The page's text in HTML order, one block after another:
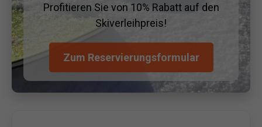
Profitieren Sie von 10% Rabatt auf den
Skiverleihpreis!
Zum Reservierungsformular